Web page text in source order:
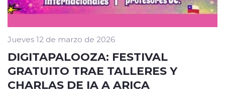
Jueves 12 de marzo de 2026
DIGITAPALOOZA: FESTIVAL
GRATUITO TRAE TALLERES Y
CHARLAS DE IA A ARICA